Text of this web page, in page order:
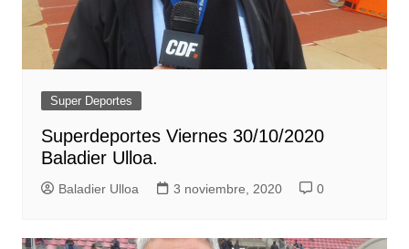
Super Deportes
Superdeportes Viernes 30/10/2020
Baladier Ulloa.
Baladier Ulloa 3 noviembre, 2020 0